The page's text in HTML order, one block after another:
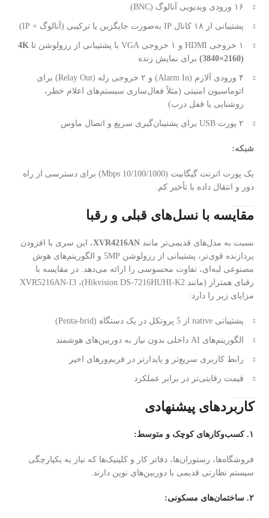
۱۶ ورودی ویدیویی آنالوگ (BNC)
پشتیبانی از ۱۸ کانال IP به‌صورت جایگزین یا ترکیبی (آنالوگ + IP)
۱ خروجی HDMI و ۱ خروجی VGA با پشتیبانی از رزولوشن تا
4K
(3840×2160) برای نمایش زنده
۴ ورودی آلارم (Alarm In) و ۲ خروجی رله (Relay Out) برای
اتوماسیون امنیتی (مثلاً فعال‌سازی سیستم‌های اعلام خطر،
روشنایی یا قفل درب)
۲ پورت USB برای پشتیبان‌گیری سریع و اتصال ماوس
شبکه:
یک پورت اترنت گیگابیت (10/100/1000 Mbps) برای دسترسی از راه
دور و انتقال داده با تأخیر کم.
مقایسه با نسل‌های قبلی و رقبا
نسبت به مدل‌های قدیمی‌تر مانند XVR4216AN، این سری با افزودن
پردازنده قوی‌تر، پشتیبانی از رزولوشن 5MP و الگوریتم‌های هوش
مصنوعی لبه‌ای، تفاوت محسوسی را ارائه می‌دهد. در مقایسه با
رقبای همتراز (مانند Hikvision DS-7216HUHI-K2)، XVR5216AN-I3
مزایای زیر را دارد:
پشتیبانی native از 5 پروتکل در یک دستگاه (Penta-brid)
الگوریتم‌های AI داخلی بدون نیاز به دوربین‌های هوشمند
رابط کاربری سریع‌تر و پایدارتر در فریم‌ور‌های اخیر
قیمت رقابتی‌تر در برابر عملکرد
کاربردهای پیشنهادی
۱. کسب‌وکارهای کوچک و متوسط:
فروشگاه‌ها، رستوران‌ها، دفاتر کار و کلینیک‌ها که نیاز به یکپارچگی
سیستم نظارتی قدیمی با دوربین‌های نوین دارند.
۲. ساختمان‌های مسکونی: